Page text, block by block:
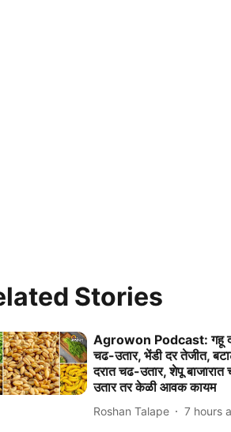
Stories
Agrowon Podcast: गहू
चढ-उतार, भेंडी दर तेजीत,
दरात चढ-उतार, शेपू
उतार तर केळी आवक कायम
Roshan Talape 7 hours